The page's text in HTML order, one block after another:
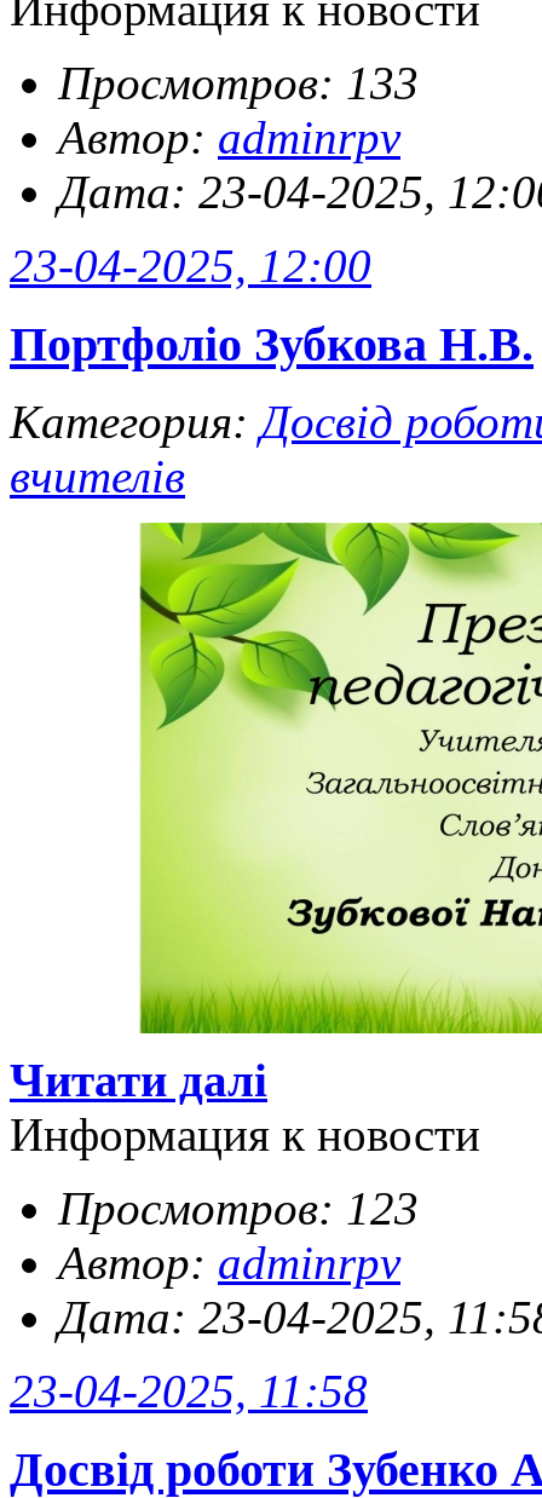
Просмотров: 133
Автор: adminrpv
Дата: 23-04-2025,
23-04-2025, 12:00
Портфоліо Зубкова Н.В.
Категория:Досвід
вчителів
Читати далі
Информация к новости
Просмотров: 123
Автор: adminrpv
Дата: 23-04-2025,
23-04-2025, 11:58
Досвід роботи Зубенко